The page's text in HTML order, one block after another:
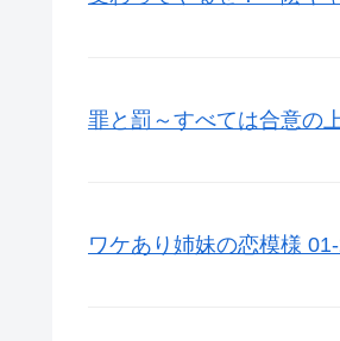
罪と罰～すべては合意の
ワケあり姉妹の恋模様